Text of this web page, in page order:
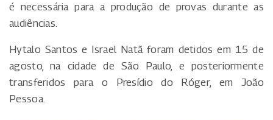
é necessária para a produção de provas durante as
audiências.
Hytalo Santos e Israel Natã foram detidos em 15 de
agosto, na cidade de São Paulo, e posteriormente
transferidos para o Presídio do Róger, em João
Pessoa.